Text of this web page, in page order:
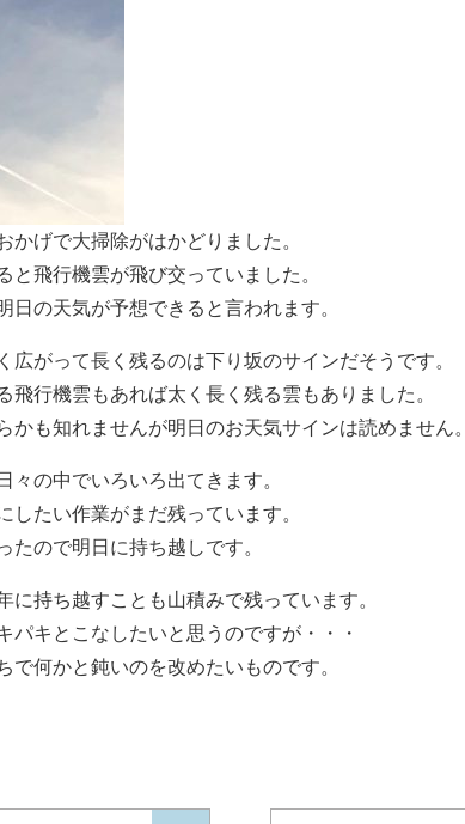
かげで大掃除がはかどりました。
と飛行機雲が飛び交っていました。
日の天気が予想できると言われます。
広がって長く残るのは下り坂のサインだそうです。
飛行機雲もあれば太く長く残る雲もありました。
かも知れませんが明日のお天気サインは読めません。
々の中でいろいろ出てきます。
したい作業がまだ残っています。
たので明日に持ち越しです。
に持ち越すことも山積みで残っています。
パキとこなしたいと思うのですが・・・
で何かと鈍いのを改めたいものです。